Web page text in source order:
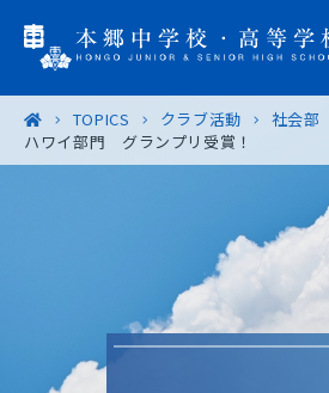
学園概要
入試案内
TOPICS クラブ活動 社会部
ハワイ部門 グランプリ受賞！